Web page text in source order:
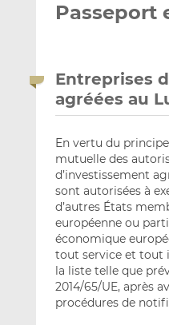
Passeport
Entreprises
agréées au
En vertu du
mutuelle des
d’investissement
sont autorisées à
d’autres États
européenne ou
économique
tout service et tout
la liste telle que
2014/65/UE, après
procédures de